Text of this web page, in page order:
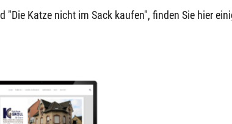
Katze nicht im Sack kaufen", finden Sie hier